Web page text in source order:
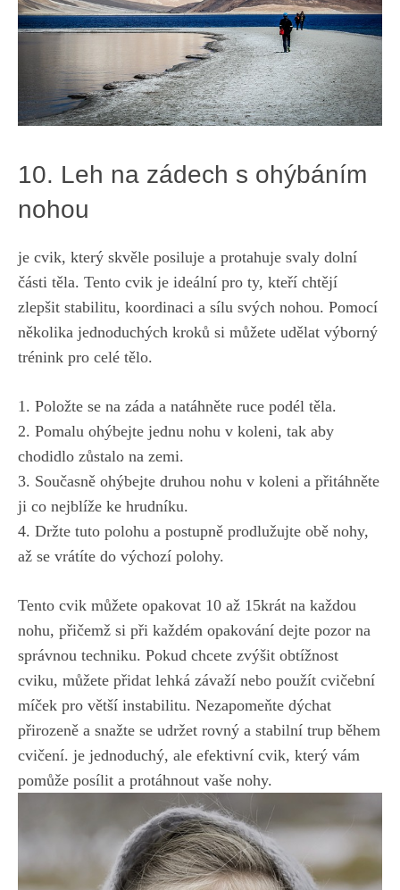
10.​ Leh na ‍zádech s​ ohýbáním
nohou
je cvik, který skvěle⁣ posiluje ⁣a protahuje svaly ‌dolní
části těla.⁢ Tento cvik je ideální pro ty, kteří chtějí
zlepšit ​stabilitu, koordinaci a sílu ⁤svých nohou. Pomocí
několika jednoduchých kroků si můžete udělat výborný
trénink‌ pro celé tělo.
1. Položte se na záda a natáhněte ruce ⁤podél těla.
2. Pomalu ohýbejte ‌jednu nohu ⁣v koleni, tak⁣ aby
chodidlo zůstalo na zemi.
3. Současně ohýbejte druhou nohu v⁤ koleni a‍ přitáhněte
⁣ji co nejblíže ke⁤ hrudníku.
4. Držte tuto polohu a postupně prodlužujte obě nohy,
až ​se vrátíte do⁢ výchozí polohy.
Tento cvik ⁤můžete opakovat 10​ až 15krát na každou
nohu, ⁢přičemž si‍ při každém⁤ opakování dejte pozor na
správnou techniku. Pokud chcete ‌zvýšit⁤ obtížnost
cviku, můžete⁣ přidat​ lehká závaží ⁢nebo použít⁤ cvičební
míček pro větší instabilitu.​ Nezapomeňte dýchat
přirozeně a snažte se udržet rovný a stabilní trup ⁤během
cvičení. je‌ jednoduchý, ale efektivní cvik, který vám⁤
pomůže posílit a protáhnout vaše nohy.